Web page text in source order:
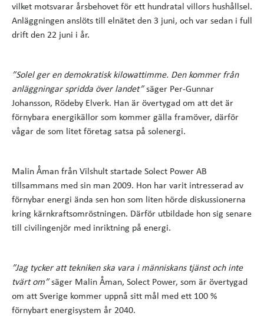
vilket motsvarar årsbehovet för ett hundratal villors hushållsel.
Anläggningen anslöts till elnätet den 3 juni, och var sedan i full
drift den 22 juni i år.
”Solel ger en demokratisk kilowattimme. Den kommer från
anläggningar spridda över landet”säger Per-Gunnar
Johansson, Rödeby Elverk. Han är övertygad om att det är
förnybara energikällor som kommer gälla framöver, därför
vågar de som litet företag satsa på solenergi.
Malin Åman från Vilshult startade Solect Power AB
tillsammans med sin man 2009. Hon har varit intresserad av
förnybar energi ända sen hon som liten hörde diskussionerna
kring kärnkraftsomröstningen. Därför utbildade hon sig senare
till civilingenjör med inriktning på energi.
”Jag tycker att tekniken ska vara i människans tjänst och inte
tvärt om”säger Malin Åman, Solect Power, som är övertygad
om att Sverige kommer uppnå sitt mål med ett 100 %
förnybart energisystem år 2040.